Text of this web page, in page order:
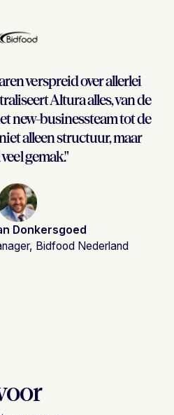
verspreid over allerlei
Altura alles, van de
new-businessteam tot de
alleen structuur, maar
gemak."
Donkersgoed
Bidfood Nederland